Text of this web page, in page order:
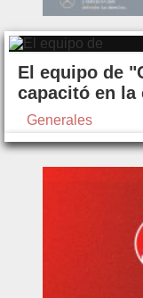
El equipo de
capacitó en la
Generales